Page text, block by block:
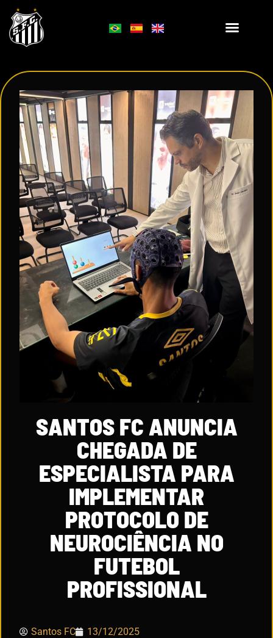
SANTOS FC ANUNCIA
CHEGADA DE
ESPECIALISTA PARA
IMPLEMENTAR
PROTOCOLO DE
NEUROCIÊNCIA NO
FUTEBOL
PROFISSIONAL
Santos FC 13/12/2025